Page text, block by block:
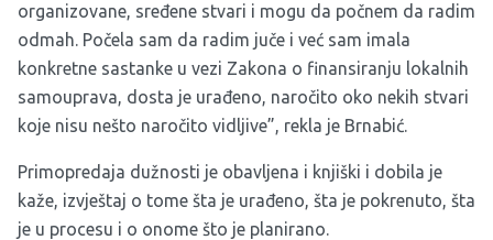
organizovane, sređene stvari i mogu da počnem da radim
odmah. Počela sam da radim juče i već sam imala
konkretne sastanke u vezi Zakona o finansiranju lokalnih
samouprava, dosta je urađeno, naročito oko nekih stvari
koje nisu nešto naročito vidljive”, rekla je Brnabić.
Primopredaja dužnosti je obavljena i knjiški i dobila je
kaže, izvještaj o tome šta je urađeno, šta je pokrenuto, šta
je u procesu i o onome što je planirano.